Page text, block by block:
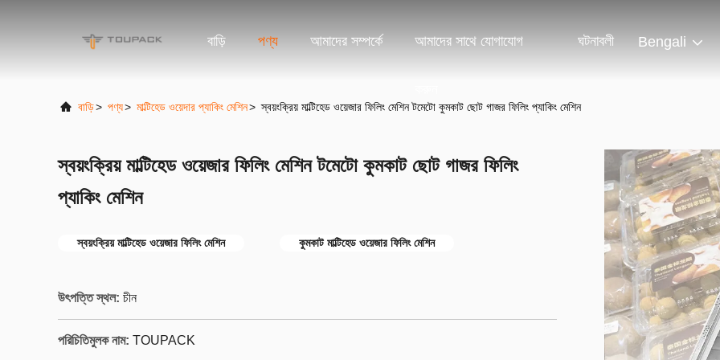
বাড়ি পণ্য আমাদের সম্পর্কে আমাদের সাথে যোগাযোগ ঘটনাবলী Bengali
বাড়ি> পণ্য> মাল্টিহেড ওয়েদার প্যাকিং মেশিন> স্বয়ংক্রিয় মাল্টিহেড ওয়েজার ফিলিং মেশিন টমেটো কুমকাট ছোট গাজর ফিলিং প্যাকিং মেশিন
স্বয়ংক্রিয় মাল্টিহেড ওয়েজার ফিলিং মেশিন টমেটো কুমকাট ছোট গাজর ফিলিং
প্যাকিং মেশিন
স্বয়ংক্রিয় মাল্টিহেড ওয়েজার ফিলিং মেশিন কুমকাট মাল্টিহেড ওয়েজার ফিলিং মেশিন
উৎপত্তি স্থল: চীন
পরিচিতিমুলক নাম: TOUPACK